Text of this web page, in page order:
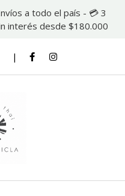
a todo el país - 💳 3
interés desde $180.000